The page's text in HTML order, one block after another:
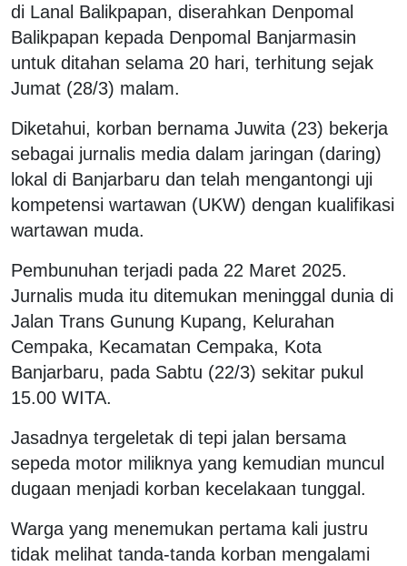
di Lanal Balikpapan, diserahkan Denpomal
Balikpapan kepada Denpomal Banjarmasin
untuk ditahan selama 20 hari, terhitung sejak
Jumat (28/3) malam.
Diketahui, korban bernama Juwita (23) bekerja
sebagai jurnalis media dalam jaringan (daring)
lokal di Banjarbaru dan telah mengantongi uji
kompetensi wartawan (UKW) dengan kualifikasi
wartawan muda.
Pembunuhan terjadi pada 22 Maret 2025.
Jurnalis muda itu ditemukan meninggal dunia di
Jalan Trans Gunung Kupang, Kelurahan
Cempaka, Kecamatan Cempaka, Kota
Banjarbaru, pada Sabtu (22/3) sekitar pukul
15.00 WITA.
Jasadnya tergeletak di tepi jalan bersama
sepeda motor miliknya yang kemudian muncul
dugaan menjadi korban kecelakaan tunggal.
Warga yang menemukan pertama kali justru
tidak melihat tanda-tanda korban mengalami